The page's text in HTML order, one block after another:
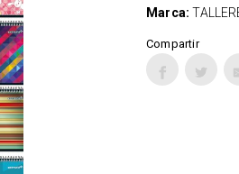
Marca:
Compartir